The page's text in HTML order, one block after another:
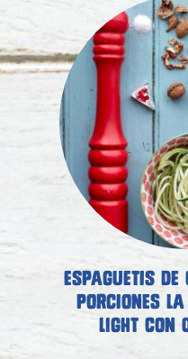
ESPAGUETIS
PORCIONES
LIGHT CON